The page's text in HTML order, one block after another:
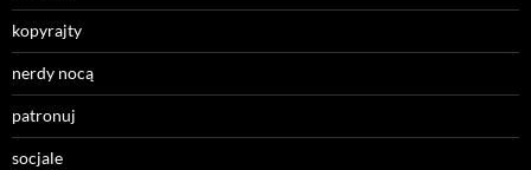
kopyrajty
nerdy nocą
patronuj
socjale